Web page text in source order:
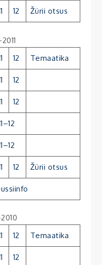
12 Žürii otsus
12 Temaatika
12
12
12 Žürii otsus
12 Temaatika
12